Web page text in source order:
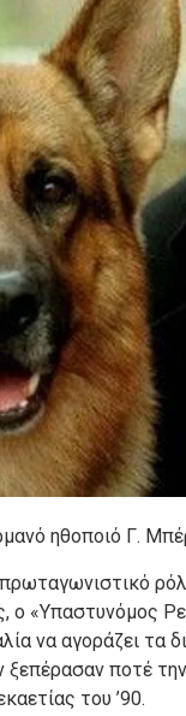
ηθοποιό Γ.
ο «Υπαστυνόμος
να αγοράζει τα
ποτέ
του ’90.